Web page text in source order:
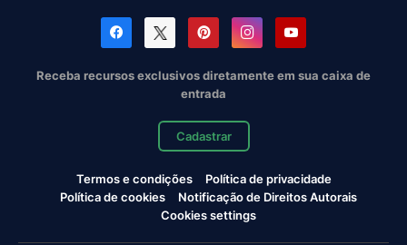
Receba recursos exclusivos diretamente em sua caixa de
entrada
Cadastrar
Termos e condições
Política de privacidade
Política de cookies
Notificação de Direitos Autorais
Cookies settings